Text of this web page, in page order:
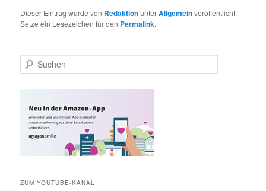
Dieser Eintrag wurde von RedaktionunterAllgemeinveröffentlicht.
Setze ein Lesezeichen für den Permalink.
u
ZUM YOUTUBE-KANAL